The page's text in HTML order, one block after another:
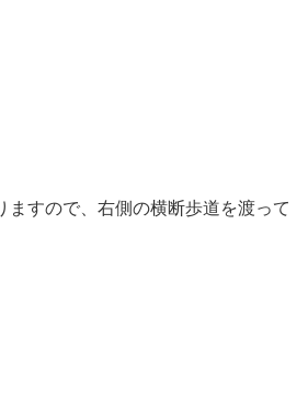
ますので、右側の横断歩道を渡って